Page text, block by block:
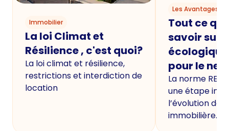
Immobilier
La loi Climat et
Résilience , c'est quoi?
La loi climat et résilience,
restrictions et interdiction de
location
Les Avantages
Tout ce
savoir sur
écologique
pour le
La norme
une étape
l’évolution de
immobilière.